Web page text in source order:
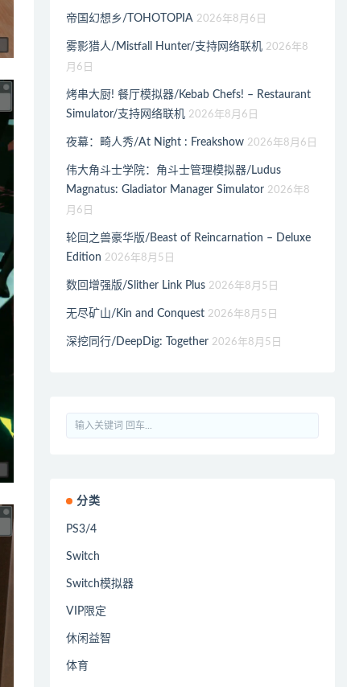
帝国幻想乡/TOHOTOPIA 2026年8月6日
雾影猎人/Mistfall Hunter/支持网络联机 2026年8
月6日
烤串大厨! 餐厅模拟器/Kebab Chefs! – Restaurant
Simulator/支持网络联机 2026年8月6日
夜幕：畸人秀/At Night : Freakshow 2026年8月6日
伟大角斗士学院：角斗士管理模拟器/Ludus
Magnatus: Gladiator Manager Simulator 2026年8
月6日
轮回之兽豪华版/Beast of Reincarnation – Deluxe
Edition 2026年8月5日
数回增强版/Slither Link Plus 2026年8月5日
无尽矿山/Kin and Conquest 2026年8月5日
深挖同行/DeepDig: Together 2026年8月5日
分类
PS3/4
Switch
Switch模拟器
VIP限定
休闲益智
体育